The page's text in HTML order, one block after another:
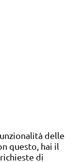
delle
questo, hai il
di